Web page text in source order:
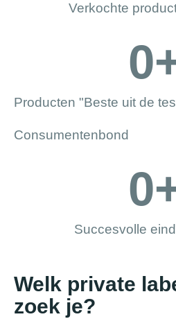
Verkochte
Producten "Beste uit de
Consumentenbond
0
Succesvolle
0
Welk private
zoek je?